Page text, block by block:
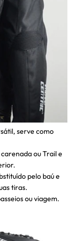
serve como
ou Trail e
pelo baú e
tiras.
ou viagem.